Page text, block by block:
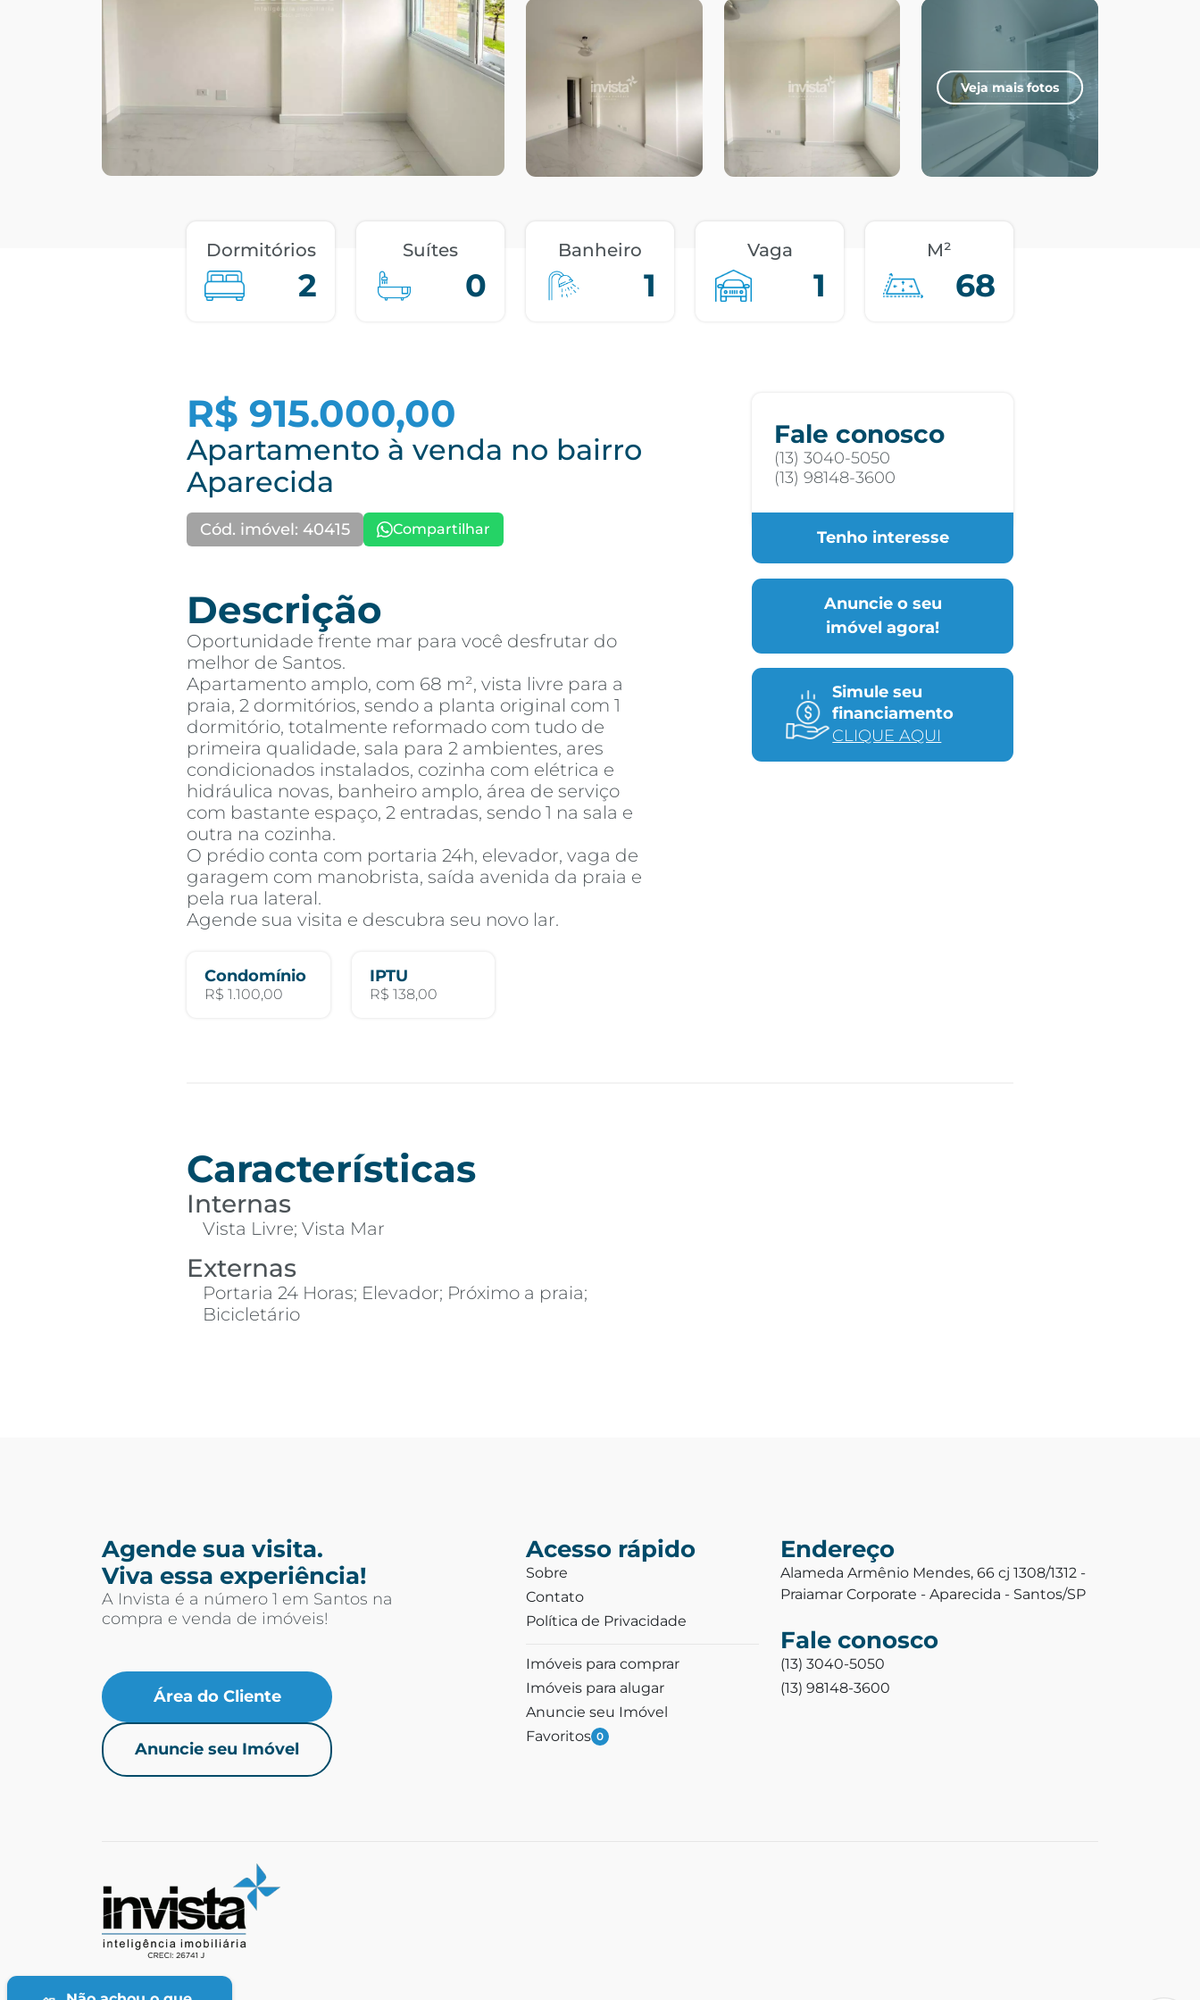
Veja mais fotos
Dormitórios
2
Suítes
0
Banheiro
1
Vaga
1
M²
68
R$ 915.000,00
Apartamento à venda no bairro
Aparecida
Cód. imóvel: 40415 Compartilhar
Descrição
Oportunidade frente mar para você desfrutar do
melhor de Santos.
Apartamento amplo, com 68 m², vista livre para a
praia, 2 dormitórios, sendo a planta original com 1
dormitório, totalmente reformado com tudo de
primeira qualidade, sala para 2 ambientes, ares
condicionados instalados, cozinha com elétrica e
hidráulica novas, banheiro amplo, área de serviço
com bastante espaço, 2 entradas, sendo 1 na sala e
outra na cozinha.
O prédio conta com portaria 24h, elevador, vaga de
garagem com manobrista, saída avenida da praia e
pela rua lateral.
Agende sua visita e descubra seu novo lar.
Condomínio
R$ 1.100,00
IPTU
R$ 138,00
Fale conosco
(13) 3040-5050
(13) 98148-3600
Tenho interesse
Anuncie o seu
imóvel agora!
Simule seu
financiamento
CLIQUE AQUI
Características
Internas
Vista Livre; Vista Mar
Externas
Portaria 24 Horas; Elevador; Próximo a praia;
Bicicletário
Agende sua visita.
Viva essa experiência!
A Invista é a número 1 em Santos na
compra e venda de imóveis!
Área do Cliente
Anuncie seu Imóvel
Acesso rápido
Sobre
Contato
Política de Privacidade
Imóveis para comprar
Imóveis para alugar
Anuncie seu Imóvel
Favoritos 0
Endereço
Alameda Armênio Mendes, 66 cj 1308/1312 -
Praiamar Corporate - Aparecida - Santos/SP
Fale conosco
(13) 3040-5050
(13) 98148-3600